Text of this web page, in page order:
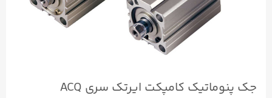
جک پنوماتیک کامپکت ایرتک سری ACQ